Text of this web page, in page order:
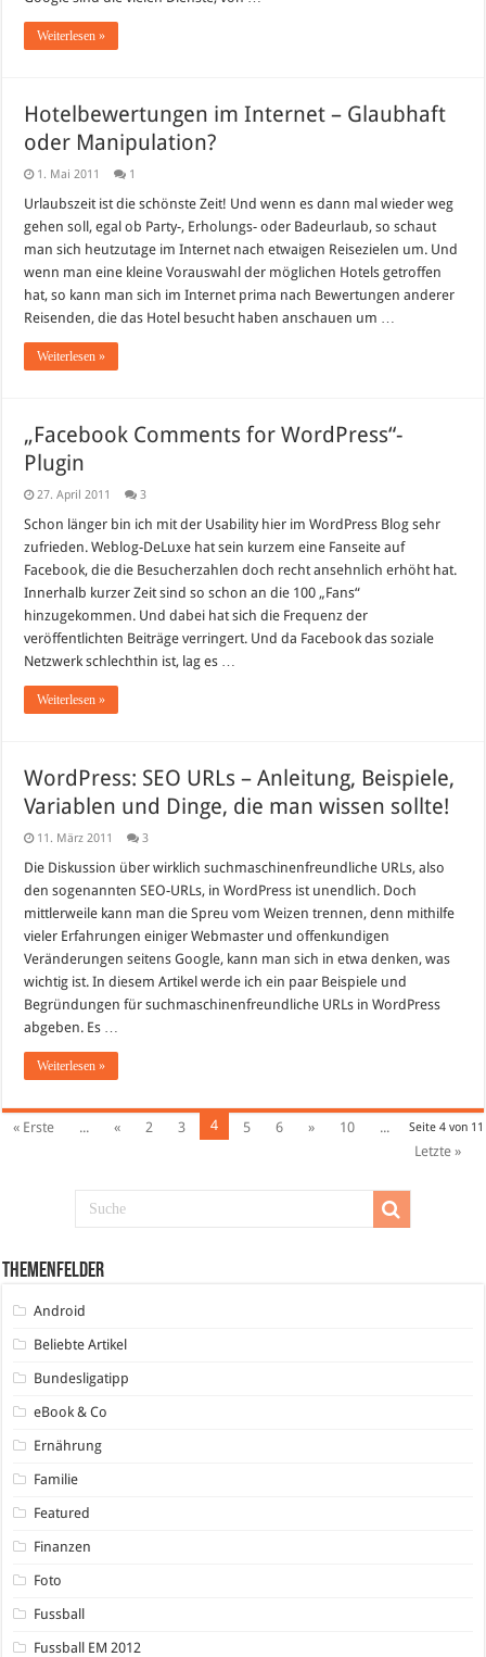
Weiterlesen »
Hotelbewertungen im Internet – Glaubhaft
oder Manipulation?
1. Mai 2011 1
Urlaubszeit ist die schönste Zeit! Und wenn es dann mal wieder weg
gehen soll, egal ob Party-, Erholungs- oder Badeurlaub, so schaut
man sich heutzutage im Internet nach etwaigen Reisezielen um. Und
wenn man eine kleine Vorauswahl der möglichen Hotels getroffen
hat, so kann man sich im Internet prima nach Bewertungen anderer
Reisenden, die das Hotel besucht haben anschauen um …
Weiterlesen »
„Facebook Comments for WordPress“-
Plugin
27. April 2011 3
Schon länger bin ich mit der Usability hier im WordPress Blog sehr
zufrieden. Weblog-DeLuxe hat sein kurzem eine Fanseite auf
Facebook, die die Besucherzahlen doch recht ansehnlich erhöht hat.
Innerhalb kurzer Zeit sind so schon an die 100 „Fans“
hinzugekommen. Und dabei hat sich die Frequenz der
veröffentlichten Beiträge verringert. Und da Facebook das soziale
Netzwerk schlechthin ist, lag es …
Weiterlesen »
WordPress: SEO URLs – Anleitung, Beispiele,
Variablen und Dinge, die man wissen sollte!
11. März 2011 3
Die Diskussion über wirklich suchmaschinenfreundliche URLs, also
den sogenannten SEO-URLs, in WordPress ist unendlich. Doch
mittlerweile kann man die Spreu vom Weizen trennen, denn mithilfe
vieler Erfahrungen einiger Webmaster und offenkundigen
Veränderungen seitens Google, kann man sich in etwa denken, was
wichtig ist. In diesem Artikel werde ich ein paar Beispiele und
Begründungen für suchmaschinenfreundliche URLs in WordPress
abgeben. Es …
Weiterlesen »
Seite 4 von 11
« Erste ... « 2 3 4 5 6 » 10
...
Letzte »
Themenfelder
Android
Beliebte Artikel
Bundesligatipp
eBook & Co
Ernährung
Familie
Featured
Finanzen
Foto
Fussball
Fussball EM 2012